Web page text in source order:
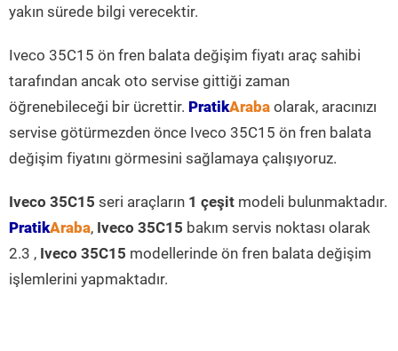
yakın sürede bilgi verecektir.
Iveco 35C15 ön fren balata değişim fiyatı araç sahibi
tarafından ancak oto servise gittiği zaman
öğrenebileceği bir ücrettir. PratikAraba olarak, aracınızı
servise götürmezden önce Iveco 35C15 ön fren balata
değişim fiyatını görmesini sağlamaya çalışıyoruz.
Iveco 35C15 seri araçların 1 çeşit modeli bulunmaktadır.
PratikAraba, Iveco 35C15 bakım servis noktası olarak
2.3 , Iveco 35C15 modellerinde ön fren balata değişim
işlemlerini yapmaktadır.